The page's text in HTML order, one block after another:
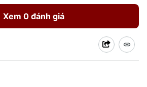
Xem 0 đánh giá